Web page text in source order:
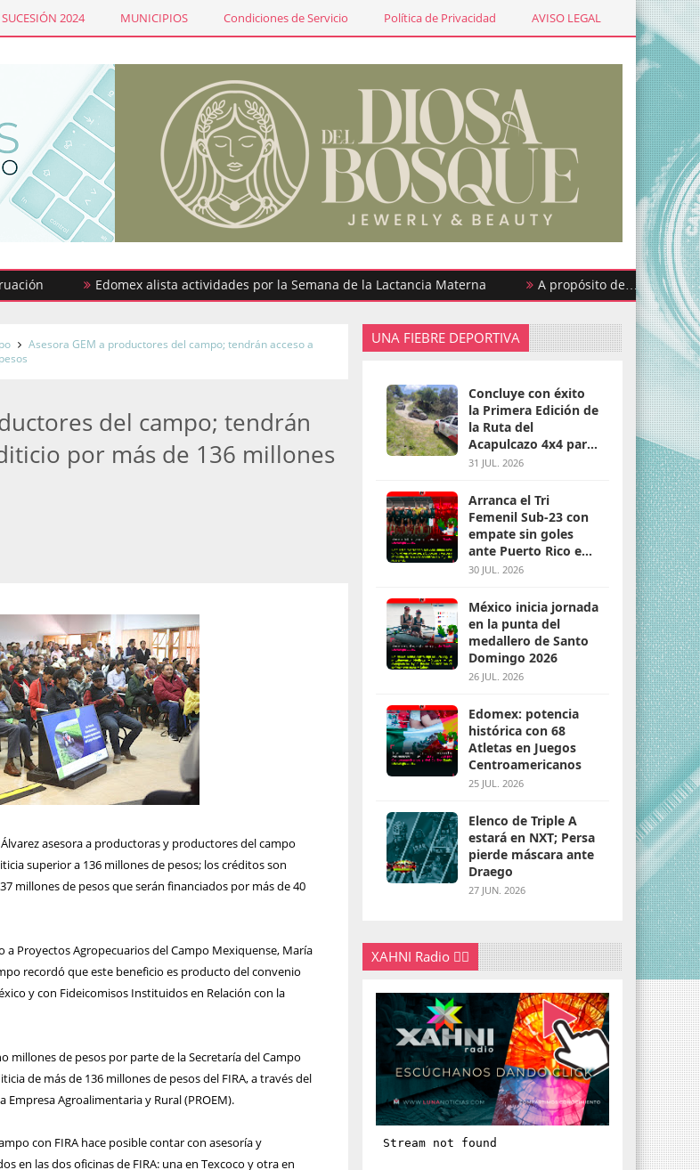
SUCESIÓN 2024 MUNICIPIOS Condiciones de Servicio Política de Privacidad AVISO LEGAL
Edomex alista actividades por la Semana de la Lactancia Materna A propósito de… ¡Urgencias y
Asesora GEM a productores del campo; tendrán acceso a
del campo; tendrán
por más de 136 millones
asesora a productoras y productores del campo
superior a 136 millones de pesos; los créditos son
millones de pesos que serán financiados por más de 40
Proyectos Agropecuarios del Campo Mexiquense, María
recordó que este beneficio es producto del convenio
y con Fideicomisos Instituidos en Relación con la
millones de pesos por parte de la Secretaría del Campo
de más de 136 millones de pesos del FIRA, a través del
Agroalimentaria y Rural (PROEM).
con FIRA hace posible contar con asesoría y
en las dos oficinas de FIRA: una en Texcoco y otra en
UNA FIEBRE DEPORTIVA
Concluye con éxito
la Primera Edición de
la Ruta del
Acapulcazo 4x4 para
parejas
31 JUL. 2026
Arranca el Tri
Femenil Sub-23 con
empate sin goles
ante Puerto Rico en
Santo Domingo 2026
30 JUL. 2026
México inicia jornada
en la punta del
medallero de Santo
Domingo 2026
26 JUL. 2026
Edomex: potencia
histórica con 68
Atletas en Juegos
Centroamericanos
25 JUL. 2026
Elenco de Triple A
estará en NXT; Persa
pierde máscara ante
Draego
27 JUN. 2026
XAHNI Radio 👇🏽